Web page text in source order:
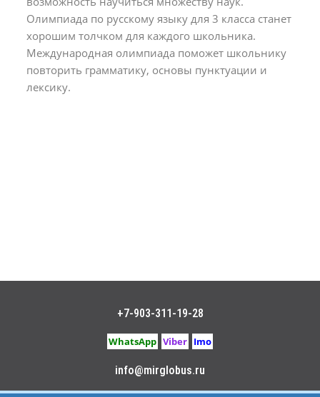
Олимпиада по русскому языку для 3 класса станет
хорошим толчком для каждого школьника.
Международная олимпиада поможет школьнику
повторить грамматику, основы пунктуации и
лексику.
+7-903-311-19-28
WhatsApp Viber Imo
info@mirglobus.ru